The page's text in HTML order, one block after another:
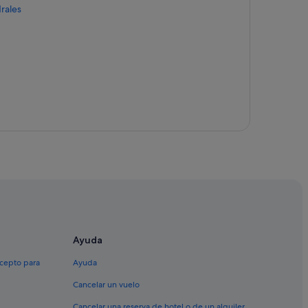
para
Ayuda
Ayuda
Cancelar un vuelo